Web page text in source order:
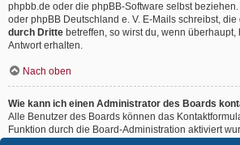
phpbb.de oder die phpBB-Software selbst
oder phpBB Deutschland e. V. E-Mails schreibst, die
durch Dritte betreffen, so wirst du, wenn
Antwort erhalten.
Nach oben
Wie kann ich einen Administrator des Boards
Alle Benutzer des Boards können das
Funktion durch die Board-Administration aktiviert
Mitglieder des Boards können zusätzlich den Link